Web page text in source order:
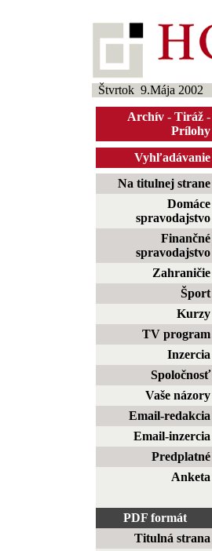
Štvrtok 9.Mája 2002
Archív - Tiráž -
Prílohy
Vyhľadávanie
Na titulnej strane
Domáce
spravodajstvo
Finančné
spravodajstvo
Zahraničie
Šport
Kurzy
TV program
Inzercia
Spoločnosť
Vaše názory
Email-redakcia
Email-inzercia
Predplatné
Anketa
PDF formát
Titulná strana